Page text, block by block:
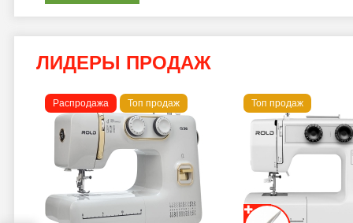
ЛИДЕРЫ ПРОДАЖ
Распродажа Топ продаж Топ продаж